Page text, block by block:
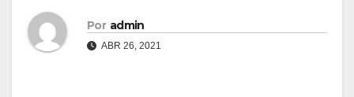
Por admin
ABR 26, 2021